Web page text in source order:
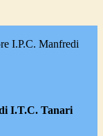
I.P.C. Manfredi
I.T.C. Tanari